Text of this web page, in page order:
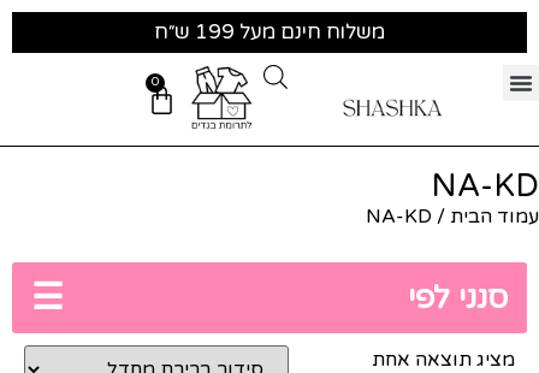
משלוח חינם מעל 199 ש״ח
0
NA-KD
עמוד הבית / NA-KD
סנני לפי ☰
מציג תוצאה אחת